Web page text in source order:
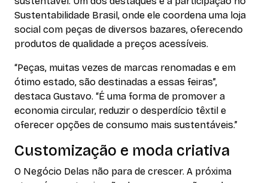
Sustentabilidade Brasil, onde ele coordena uma loja
social com peças de diversos bazares, oferecendo
produtos de qualidade a preços acessíveis.
“Peças, muitas vezes de marcas renomadas e em
ótimo estado, são destinadas a essas feiras”,
destaca Gustavo. “É uma forma de promover a
economia circular, reduzir o desperdício têxtil e
oferecer opções de consumo mais sustentáveis.”
Customização e moda criativa
O Negócio Delas não para de crescer. A próxima